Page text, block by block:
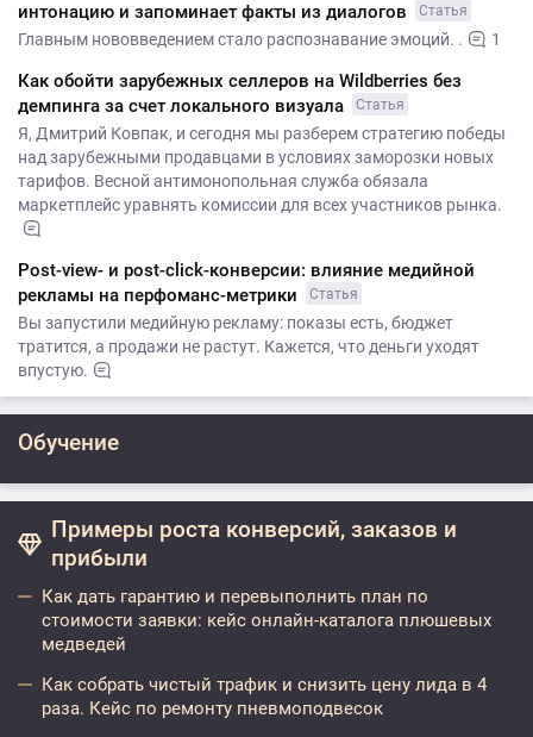
интонацию и запоминает факты из диалогов
Статья
Главным нововведением стало распознавание эмоций. . 1
Как обойти зарубежных селлеров на Wildberries без
демпинга за счет локального визуала
Статья
Я, Дмитрий Ковпак, и сегодня мы разберем стратегию победы
над зарубежными продавцами в условиях заморозки новых
тарифов. Весной антимонопольная служба обязала
маркетплейс уравнять комиссии для всех участников рынка.
Post-view- и post-click-конверсии: влияние медийной
рекламы на перфоманс-метрики
Статья
Вы запустили медийную рекламу: показы есть, бюджет
тратится, а продажи не растут. Кажется, что деньги уходят
впустую.
Обучение
Примеры роста конверсий, заказов и
прибыли
Как дать гарантию и перевыполнить план по
стоимости заявки: кейс онлайн-каталога плюшевых
медведей
Как собрать чистый трафик и снизить цену лида в 4
раза. Кейс по ремонту пневмоподвесок